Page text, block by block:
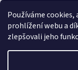
Používáme
prohlížení webu a
zlepšovali jeho